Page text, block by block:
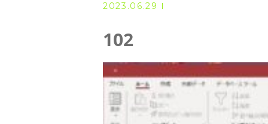
◆ オンラインによる授業／体験
◇ 書籍出版
◇ Youtubeチャンネル・ラ
2023.06.29
102